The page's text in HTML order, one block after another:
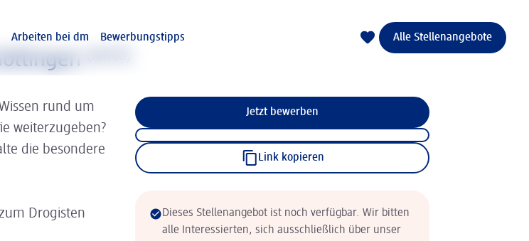
Arbeiten bei dm Bewerbungstipps Alle Stellenangebote
rund um
weiterzugeben?
die besondere
Drogisten
Jetzt bewerben
Link kopieren
Dieses Stellenangebot ist noch verfügbar. Wir bitten
alle Interessierten, sich ausschließlich über unser